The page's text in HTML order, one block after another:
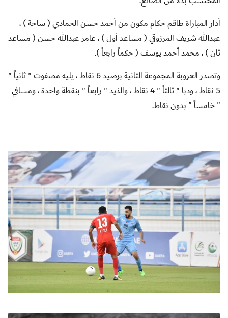
أدار المباراة طاقم حكام مكون من أحمد حسن الحمادي ( ساحة ) ،
عبدالله شريف المرزوقي ( مساعد أول ) ، عامر عبدالله حسن ( مساعد
ثان ) ، محمد أحمد يوسف ( حكماً رابعاً ).
وتصدر العروبة المجموعة الثانية برصيد 6 نقاط ، يليه مصفوت " ثانياً "
5 نقاط ، ودبا " ثالثاً " 4 نقاط ، والذيد " رابعاً " بنقطة واحدة ، ومسافي
" خامساً " بدون نقاط.